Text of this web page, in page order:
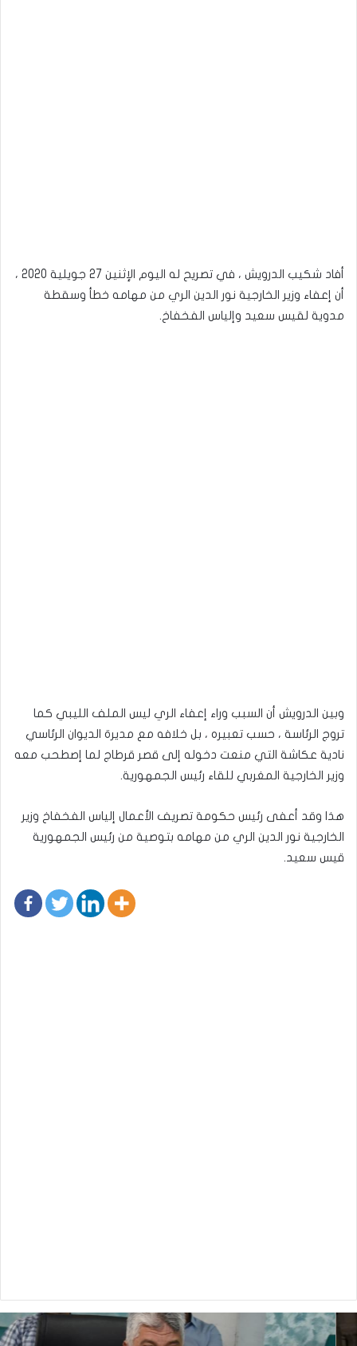
أفاد شكيب الدرويش ، في تصريح له اليوم الإثنين 27 جويلية 2020 ،
أن إعفاء وزير الخارجية نور الدين الري من مهامه خطأ وسقطة
مدوية لقيس سعيد وإلياس الفخفاخ.
وبين الدرويش أن السبب وراء إعفاء الري ليس الملف الليبي كما
تروج الرئاسة ، حسب تعبيره ، بل خلافه مع مديرة الديوان الرئاسي
نادية عكاشة التي منعت دخوله إلى قصر قرطاج لما إصطحب معه
وزير الخارجية المغربي للقاء رئيس الجمهورية.
هذا وقد أعفى رئيس حكومة تصريف الأعمال إلياس الفخفاخ وزير
الخارجية نور الدين الري من مهامه بتوصية من رئيس الجمهورية
قيس سعيد.